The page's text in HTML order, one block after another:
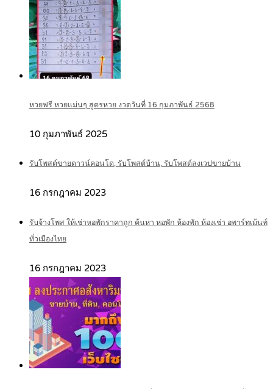
หวยฟรี หวยแม่นๆ สูตรหวย งวดวันที่ 16 กุมภาพันธ์ 2568
10 กุมภาพันธ์ 2025
รับโพสต์ขายดาวน์คอนโด, รับโพสต์บ้าน, รับโพสต์ลงเวปขายบ้าน
16 กรกฎาคม 2023
รับจ้างโพส ให้เช่าหอพักราคาถูก ค้นหา หอพัก ห้องพัก ห้องเช่า อพาร์ทเม้นท์
ทั่วเมืองไทย
16 กรกฎาคม 2023